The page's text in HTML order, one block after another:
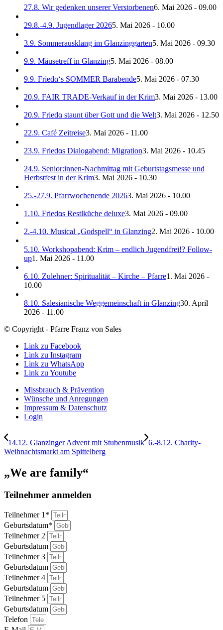
27.8. Wir gedenken unserer Verstorbenen6. Mai 2026 - 09.00
29.8.-4.9. Jugendlager 20265. Mai 2026 - 10.00
3.9. Sommerausklang im Glanzinggarten5. Mai 2026 - 09.30
9.9. Mäusetreff in Glanzing5. Mai 2026 - 08.00
9.9. Friedα‘s SOMMER Barabende5. Mai 2026 - 07.30
20.9. FAIR TRADE-Verkauf in der Krim3. Mai 2026 - 13.00
20.9. Friedα staunt über Gott und die Welt3. Mai 2026 - 12.50
22.9. Café Zeitreise3. Mai 2026 - 11.00
23.9. Friedαs Dialogabend: Migration3. Mai 2026 - 10.45
24.9. Senior:innen-Nachmittag mit Geburtstagsmesse und
Herbstfest in der Krim3. Mai 2026 - 10.30
25.-27.9. Pfarrwochenende 20263. Mai 2026 - 10.00
1.10. Friedαs Restlküche deluxe3. Mai 2026 - 09.00
2.-4.10. Musical „Godspell“ in Glanzing2. Mai 2026 - 10.00
5.10. Workshopabend: Krim – endlich Jugendfrei!? Follow-
up1. Mai 2026 - 11.00
6.10. Zulehner: Spiritualität – Kirche – Pfarre1. Mai 2026 -
10.00
8.10. Salesianische Weggemeinschaft in Glanzing30. April
2026 - 11.00
© Copyright - Pfarre Franz von Sales
Link zu Facebook
Link zu Instagram
Link zu WhatsApp
Link zu Youtube
Missbrauch & Prävention
Wünsche und Anregungen
Impressum & Datenschutz
Login
14.12. Glanzinger Advent mit Stubenmusik 6.-8.12. Charity-
Weihnachtsmarkt am Spittelberg
„We are family“
Teilnehmer anmelden
Teilnehmer 1*
Geburtsdatum*
Teilnehmer 2
Geburtsdatum
Teilnehmer 3
Geburtsdatum
Teilnehmer 4
Geburtsdatum
Teilnehmer 5
Geburtsdatum
Telefon